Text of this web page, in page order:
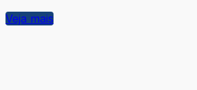
Veja mais